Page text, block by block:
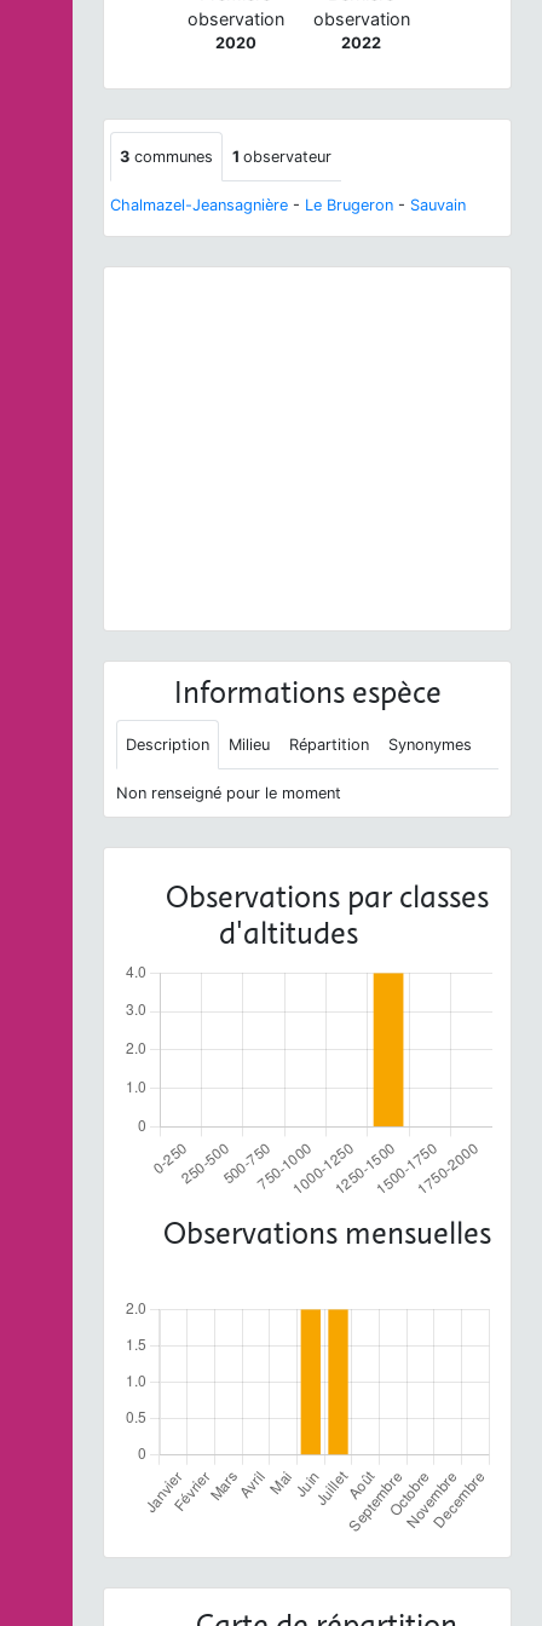
observation
2020
observation
2022
3 communes 1 observateur
Chalmazel-Jeansagnière - Le Brugeron - Sauvain
Informations espèce
Description Milieu Répartition Synonymes
Non renseigné pour le moment
Observations par classes
d'altitudes
Observations mensuelles